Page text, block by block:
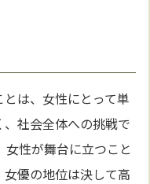
は、女性にとって単
社会全体への挑戦で
女性が舞台に立つこと
優の地位は決して高